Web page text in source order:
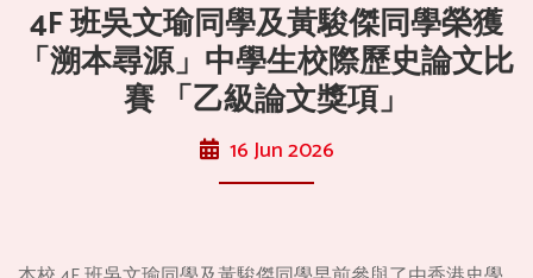
4F 班吳文瑜同學及黃駿傑同學榮獲
「溯本尋源」中學生校際歷史論文比
賽 「乙級論文獎項」
16 Jun 2026